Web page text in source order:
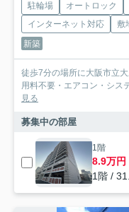
駐輪場 オートロック
インターネット対応
敷
新築
徒歩7分の場所に大阪市立
用料不要・エアコン・シス
見る
募集中の部屋
1階
8.9万円
1階 /